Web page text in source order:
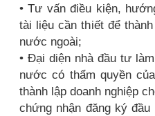
• Tư vấn điều kiện,
tài liệu cần thiết để
nước ngoài;
• Đại diện nhà đầu tư
nước có thẩm quyền
thành lập doanh nghiệp
chứng nhận đăng ký